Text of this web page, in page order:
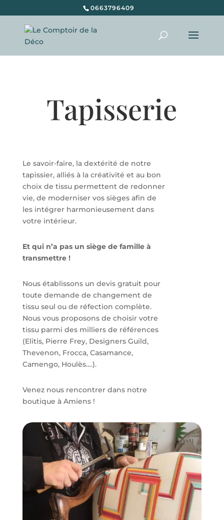
0663796409
Tapisserie
Le savoir-faire, la dextérité de notre
tapissier, alliés à la créativité et au bon
choix de tissu permettent de redonner
vie, de moderniser vos sièges afin de
les intégrer harmonieusement dans
votre intérieur.
Et qui n’a pas un siège de famille à
transmettre !
Nous établissons un devis gratuit pour
toute demande de changement de
tissu seul ou de réfection complète.
Nous vous proposons de choisir votre
tissu parmi des milliers de références
(Elitis, Pierre Frey, Designers Guild,
Thevenon, Frocca, Casamance,
Camengo, Houlès….).
Venez nous rencontrer dans notre
boutique à Amiens !